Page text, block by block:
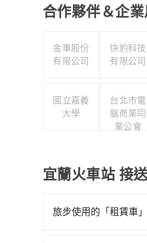
合作夥伴＆企業
金車股份
有限公司
快豹科技
有限公司
國立嘉義
大學
台北市電
腦商業同
業公會
宜蘭火車站 接
旅步使用的「租賃車